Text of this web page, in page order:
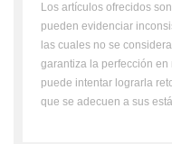
Los artículos ofrecidos
pueden evidenciar
las cuales no se
garantiza la perfección
puede intentar lograrla
que se adecuen a sus